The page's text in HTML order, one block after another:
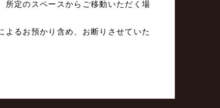
所定のスペースからご移動いただく場
るお預かり含め、お断りさせていた